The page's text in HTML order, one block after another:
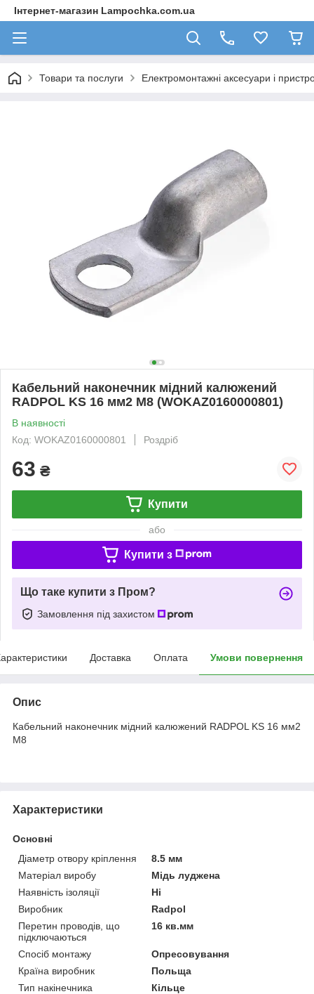
Інтернет-магазин Lampochka.com.ua
Товари та послуги Електромонтажні аксесуари і
Кабельний наконечник мідний калюжений
RADPOL KS 16 мм2 М8 (WOKAZ0160000801)
В наявності
Код: WOKAZ0160000801
Роздріб
63 ₴
Купити
або
Купити з
Що таке купити з Пром?
Замовлення під захистом
Доставка Оплата Умови повернення
Опис
Кабельний наконечник мідний калюжений RADPOL KS 16 мм2
М8
Характеристики
Основні
Діаметр отвору кріплення
8.5 мм
Матеріал виробу
Мідь луджена
Наявність ізоляції
Ні
Виробник
Radpol
Перетин проводів, що
підключаються
16 кв.мм
Спосіб монтажу
Опресовування
Країна виробник
Польща
Тип накінечника
Кільце